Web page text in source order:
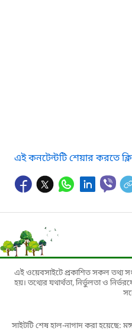
এই কনটেন্টটি শেয়ার করতে
এই ওয়েবসাইটে প্রকাশিত সকল তথ্য
হয়। তথ্যের যথার্থতা, নির্ভুলতা ও
সাইটটি শেষ হাল-নাগাদ করা